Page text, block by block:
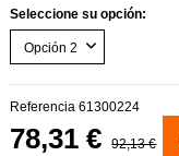
Seleccione su opción:
Referencia 61300224
78,31 € 92,13 €